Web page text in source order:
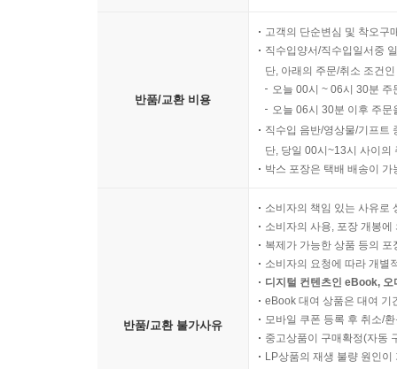
반품/교환 비용
고객의 단순변심 및 착오구
직수입양서/직수입일서중
단, 아래의 주문/취소 조건
오늘 00시 ~ 06시 30분
오늘 06시 30분 이후 주
직수입 음반/영상물/기프트
단, 당일 00시~13시 사이의
박스 포장은 택배 배송이
반품/교환 불가사유
소비자의 책임 있는 사유로
소비자의 사용, 포장 개봉
복제가 가능한 상품 등의
소비자의 요청에 따라 개별
디지털 컨텐츠인 eBook,
eBook 대여 상품은 대여 기
모바일 쿠폰 등록 후 취소/
중고상품이 구매확정(자동
LP상품의 재생 불량 원인